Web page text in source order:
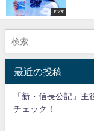
ドラマ
最近の投稿
「新・信長公記」
チェック！